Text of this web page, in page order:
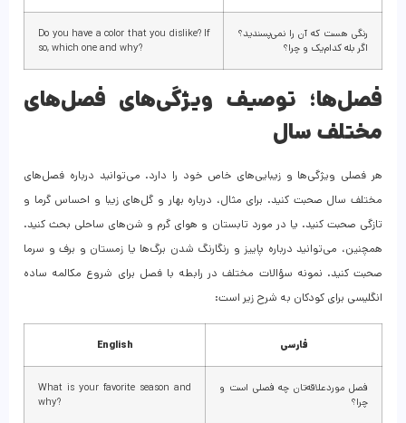
رنگی هست که آن را نمی‌پسندید؟
اگر بله کدام‌یک و چرا؟
Do you have a color that you dislike? If
so, which one and why?
فصل‌ها؛ توصیف ویژگی‌های فصل‌های
مختلف سال
هر فصلی ویژگی‌ها و زیبایی‌های خاص خود را دارد. می‌توانید درباره فصل‌های
مختلف سال صحبت کنید. برای مثال، درباره بهار و گل‌های زیبا و احساس گرما و
تازگی صحبت کنید. یا در مورد تابستان و هوای گرم و شن‌های ساحلی بحث کنید.
همچنین، می‌توانید درباره پاییز و رنگارنگ شدن برگ‌ها یا زمستان و برف و سرما
صحبت کنید. نمونه سؤالات مختلف در رابطه با فصل برای شروع مکالمه ساده
انگلیسی برای کودکان به شرح زیر است:
فارسی English
فصل موردعلاقه‌تان چه فصلی است و
چرا؟
What is your favorite season and
why?